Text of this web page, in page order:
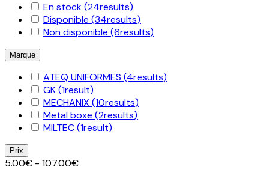
En stock(24results)
Disponible (34results)
Non disponible (6results)
Marque
ATEQ UNIFORMES (4results)
GK(1result)
MECHANIX (10results)
Metal boxe (2results)
MILTEC(1result)
Prix
5.00€ - 107.00€